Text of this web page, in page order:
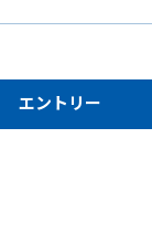
エントリー